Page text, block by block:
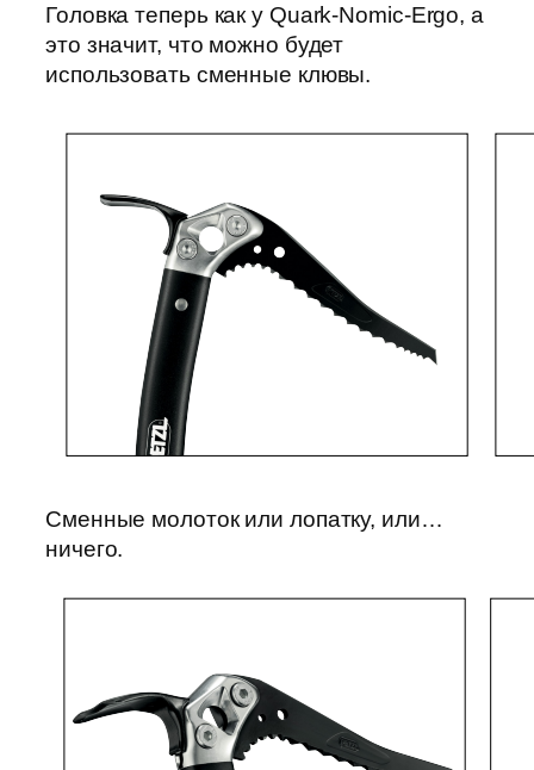
Головка теперь как у Quark-Nomic-Ergo, а
это значит, что можно будет
использовать сменные клювы.
Сменные молоток или лопатку, или…
ничего.